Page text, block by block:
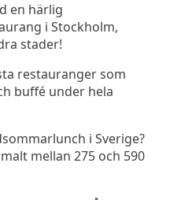
en härlig
i Stockholm,
stader!
restauranger som
buffé under hela
i Sverige?
mellan 275 och 590